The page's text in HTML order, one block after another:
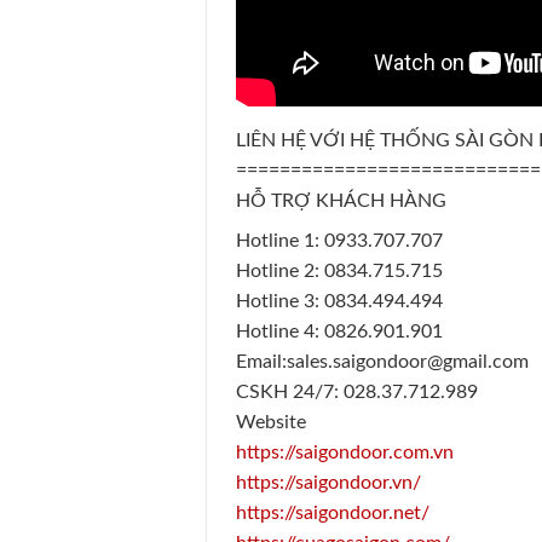
LIÊN HỆ VỚI HỆ THỐNG SÀI GÒN
HỖ TRỢ KHÁCH HÀNG
Hotline 1: 0933.707.707
Hotline 2: 0834.715.715
Hotline 3: 0834.494.494
Hotline 4: 0826.901.901
Email:sales.saigondoor@gmail.com
CSKH 24/7: 028.37.712.989
Website
https://saigondoor.com.vn
https://saigondoor.vn/
https://saigondoor.net/